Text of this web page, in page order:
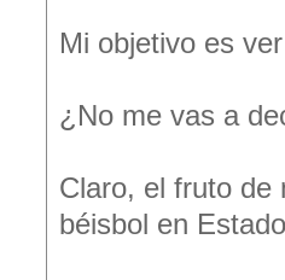
Mi objetivo es
¿No me vas a
Claro, el fruto de
béisbol en